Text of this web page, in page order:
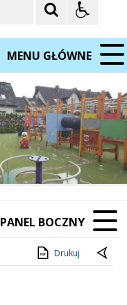
MENU GŁÓWNE
PANEL BOCZNY
Drukuj